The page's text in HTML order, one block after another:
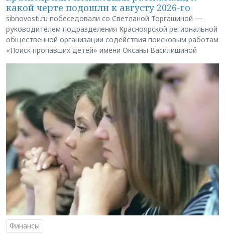
какой черте подошли к августу 2026-го
sibnovosti.ru побеседовали со Светланой Торгашиной —
руководителем подразделения Красноярской региональной
общественной организации содействия поисковым работам
«Поиск пропавших детей» имени Оксаны Василишиной
Финансы